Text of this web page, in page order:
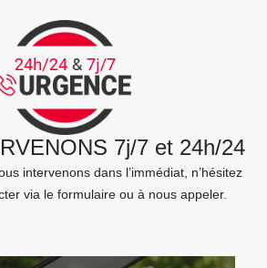
7j/7 et 24h/24
intervenons dans l’immédiat, n’hésitez
via le formulaire ou à nous appeler.